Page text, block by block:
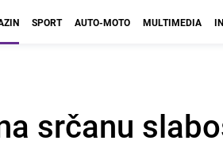
SPORT AUTO-MOTO MULTIMEDIA
srčanu